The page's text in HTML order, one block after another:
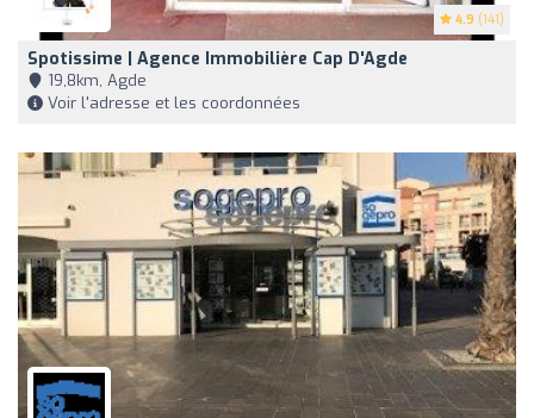
4.9 (141)
Spotissime | Agence Immobilière Cap D'Agde
19,8km, Agde
Voir l'adresse et les coordonnées